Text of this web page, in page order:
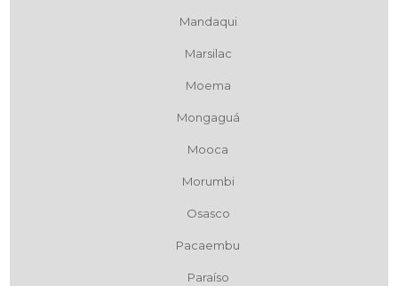
Mandaqui
Marsilac
Moema
Mongaguá
Mooca
Morumbi
Osasco
Pacaembu
Paraíso